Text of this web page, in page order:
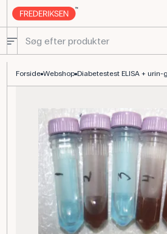
Forside Webshop Diabetestest ELISA + urin-